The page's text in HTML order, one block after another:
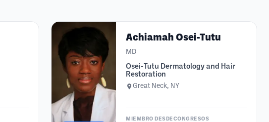
Achiamah Osei-Tutu
MD
Osei-Tutu Dermatology and Hair
Restoration
Great Neck, NY
MIEMBRO DESDE CONGRESOS